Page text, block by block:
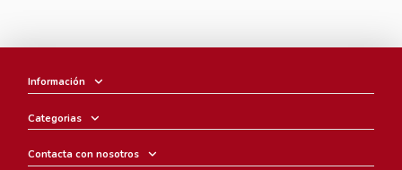
Información
Categorias
Contacta con nosotros